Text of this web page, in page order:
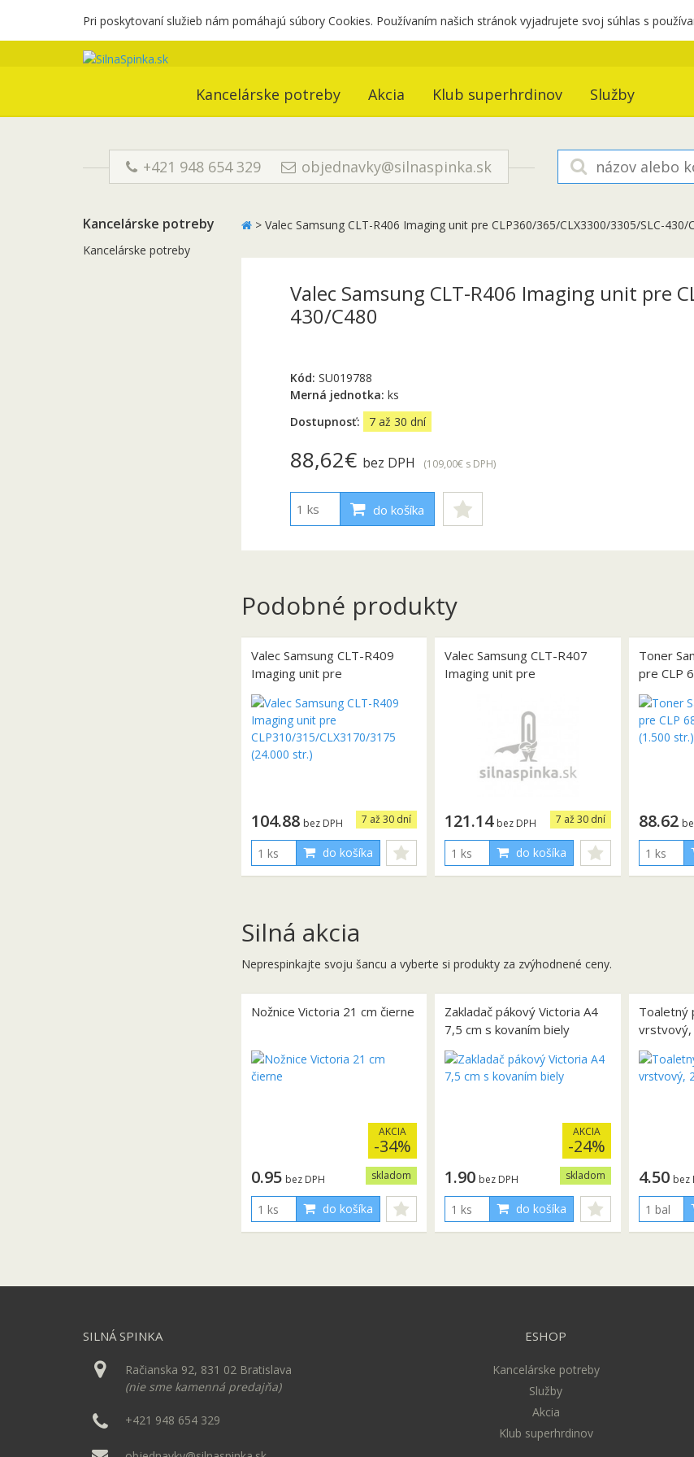
Pri poskytovaní služieb nám pomáhajú súbory Cookies. Používaním našich stránok vyjadrujete svoj súhlas s
Kancelárske potreby Akcia Klub superhrdinov Služby
+421 948 654 329 objednavky@silnaspinka.sk
Kancelárske potreby
Kancelárske potreby
> Valec Samsung CLT-R406 Imaging unit pre CLP360/365/CLX3300/3305/SLC-430/
Valec Samsung CLT-R406 Imaging unit pre
430/C480
Kód: SU019788
Merná jednotka: ks
Dostupnosť:
7 až 30 dní
88,62€ bez DPH (109,00€ s DPH)
do košíka
Podobné produkty
Valec Samsung CLT-R409
Imaging unit pre
CLP310/315/CLX3170/3175
(24.000 str.)
7 až 30 dní
104.88 bez DPH
do košíka
Valec Samsung CLT-R407
Imaging unit pre
7 až 30 dní
121.14 bez DPH
do košíka
Toner
pre CLP
yellow
88.62
Silná akcia
Neprespinkajte svoju šancu a vyberte si produkty za zvýhodnené ceny.
Nožnice Victoria 21 cm čierne
AKCIA
-34%
skladom
0.95 bez DPH
do košíka
Zakladač pákový Victoria A4
7,5 cm s kovaním biely
AKCIA
-24%
skladom
1.90 bez DPH
do košíka
Toaletný
vrstvový,
4.50 bez
SILNÁ SPINKA
Račianska 92, 831 02 Bratislava
(nie sme kamenná predajňa)
+421 948 654 329
ESHOP
Kancelárske potreby
Služby
Akcia
Klub superhrdinov